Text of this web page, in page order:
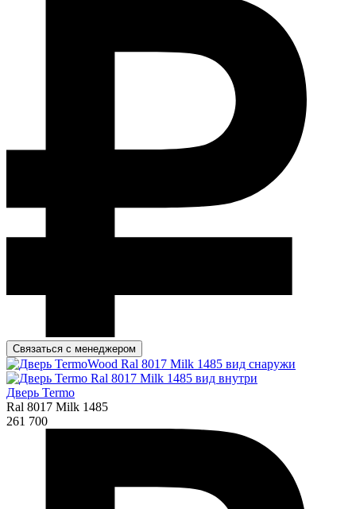
Связаться с менеджером
Дверь Termo
Ral 8017 Milk 1485
261 700